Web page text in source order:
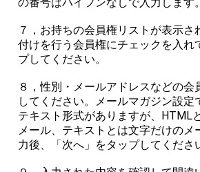
７，お持ちの会員権リストが表示さ
付けを行う会員権にチェックを入れ
プしてください。
８，性別・メールアドレスなどの会
してください。メールマガジン設定
テキスト形式がありますが、HTML
メール、テキストとは文字だけのメ
力後、「次へ」をタップしてくださ